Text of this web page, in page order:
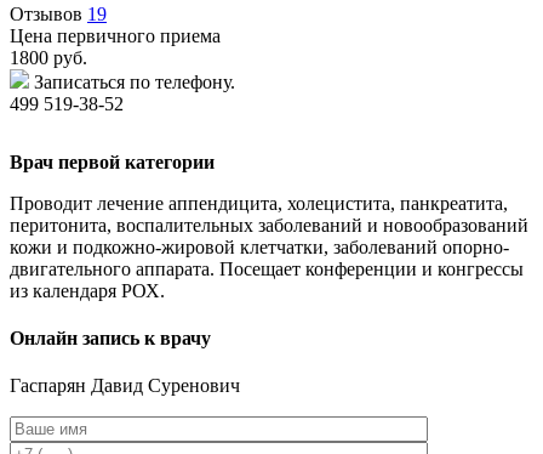
Отзывов 19
Цена первичного приема
1800 руб.
Записаться по телефону.
499 519-38-52
Врач первой категории
Проводит лечение аппендицита, холецистита, панкреатита,
перитонита, воспалительных заболеваний и новообразований
кожи и подкожно-жировой клетчатки, заболеваний опорно-
двигательного аппарата. Посещает конференции и конгрессы
из календаря РОХ.
Онлайн запись к врачу
Гаспарян Давид Суренович